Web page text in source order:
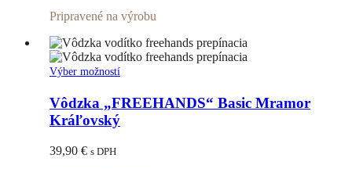
môžete
vybrať
na
stránke
produktu.
Pripravené na výrobu
Výber možnostíTento
má
viacero
variantov.
Vôdzka „FREEHANDS“ Basic Mramor
Kráľovský
39,90 € s DPH